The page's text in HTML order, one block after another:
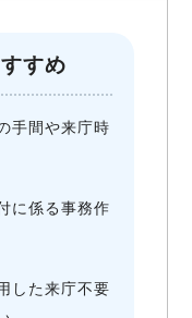
すめ
手間や来庁時
に係る事務作
した来庁不要